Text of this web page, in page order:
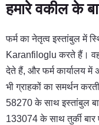
हमारे वकील के
फर्म का नेतृत्व इस्तांबुल में
Karanfiloglu करते हैं।
देते हैं, और फर्म कार्यालय
भी ग्राहकों का समर्थन
58270 के साथ इस्तांबुल
133074 के साथ तुर्की